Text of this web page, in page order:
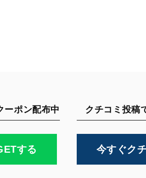
ーポン配布中
する
クチコミ投稿
今すぐク